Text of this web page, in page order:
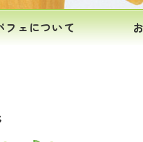
フェについて